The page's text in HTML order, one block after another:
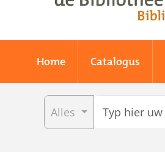
Home Catalogus
Alles